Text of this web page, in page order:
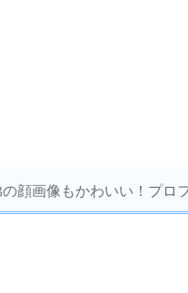
顔画像もかわいい！プロ